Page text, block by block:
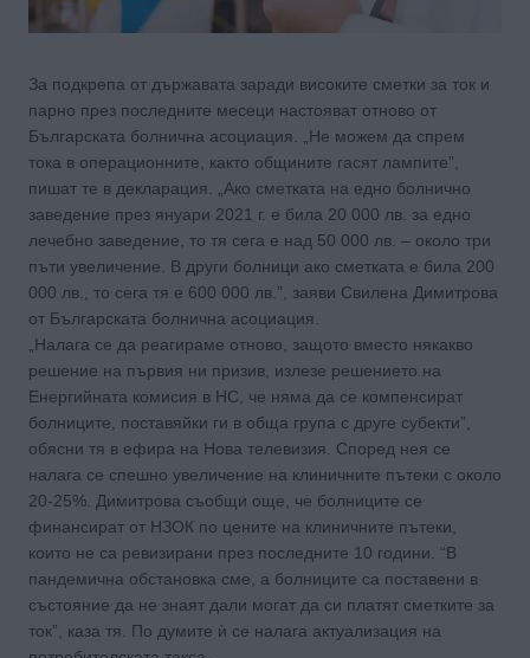
За подкрепа от държавата заради високите сметки за ток и
парно през последните месеци настояват отново от
Българската болнична асоциация. „Не можем да спрем
тока в операционните, както общините гасят лампите”,
пишат те в декларация. „Ако сметката на едно болнично
заведение през януари 2021 г. е била 20 000 лв. за едно
лечебно заведение, то тя сега е над 50 000 лв. – около три
пъти увеличение. В други болници ако сметката е била 200
000 лв., то сега тя е 600 000 лв.”, заяви Свилена Димитрова
от Българската болнична асоциация.
„Налага се да реагираме отново, защото вместо някакво
решение на първия ни призив, излезе решението на
Енергийната комисия в НС, че няма да се компенсират
болниците, поставяйки ги в обща група с друге субекти”,
обясни тя в ефира на Нова телевизия. Според нея се
налага се спешно увеличение на клиничните пътеки с около
20-25%. Димитрова съобщи още, че болниците се
финансират от НЗОК по цените на клиничните пътеки,
които не са ревизирани през последните 10 години. “В
пандемична обстановка сме, а болниците са поставени в
състояние да не знаят дали могат да си платят сметките за
ток”, каза тя. По думите ѝ се налага актуализация на